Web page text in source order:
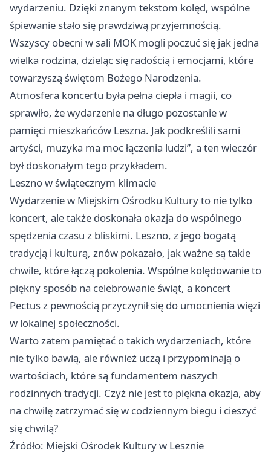
wydarzeniu. Dzięki znanym tekstom kolęd, wspólne
śpiewanie stało się prawdziwą przyjemnością.
Wszyscy obecni w sali MOK mogli poczuć się jak jedna
wielka rodzina, dzieląc się radością i emocjami, które
towarzyszą świętom Bożego Narodzenia.
Atmosfera koncertu była pełna ciepła i magii, co
sprawiło, że wydarzenie na długo pozostanie w
pamięci mieszkańców Leszna. Jak podkreślili sami
artyści, muzyka ma moc łączenia ludzi”, a ten wieczór
był doskonałym tego przykładem.
Lesznow świątecznym klimacie
Wydarzenie w Miejskim Ośrodku Kultury to nie tylko
koncert, ale także doskonała okazja do wspólnego
spędzenia czasu z bliskimi. Leszno, z jego bogatą
tradycją i kulturą, znów pokazało, jak ważne są takie
chwile, które łączą pokolenia. Wspólne kolędowanie to
piękny sposób na celebrowanie świąt, a koncert
Pectus z pewnością przyczynił się do umocnienia więzi
w lokalnej społeczności.
Warto zatem pamiętać o takich wydarzeniach, które
nie tylko bawią, ale również uczą i przypominają o
wartościach, które są fundamentem naszych
rodzinnych tradycji. Czyż nie jest to piękna okazja, aby
na chwilę zatrzymać się w codziennym biegu i cieszyć
się chwilą?
Źródło: Miejski Ośrodek Kultury w Lesznie